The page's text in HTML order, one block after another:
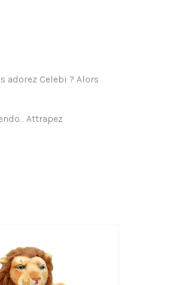
adorez Celebi ? Alors
Attrapez